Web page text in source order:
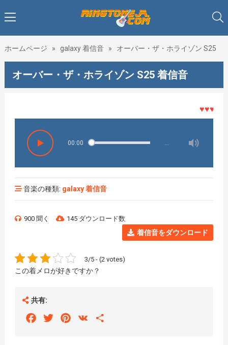
ホームページ » galaxy 着信音 » オーバー・ザ・ホライゾン S25
オーバー・ザ・ホライゾン S25 着信音
♥♥♥着メ
00:00
音楽の種類: galaxy 着信音
900 聞く 145 ダウンロード数
着信音をダウンロード
3/5 - (2 votes)
この着メロが好きですか？
共有:
FacebookTwitterPinterest
VK